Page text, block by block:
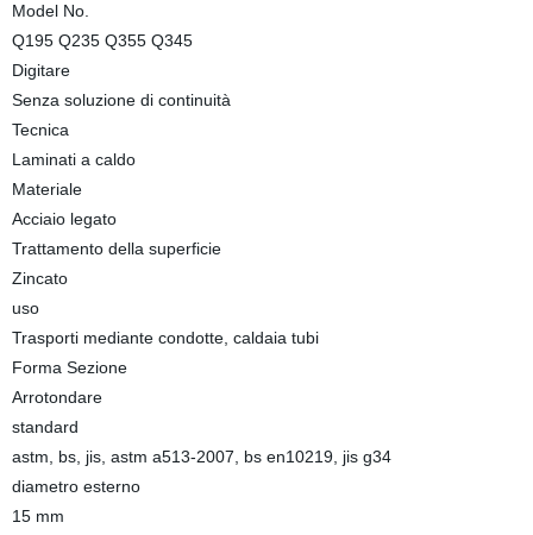
Model No.
Q195 Q235 Q355 Q345
Digitare
Senza soluzione di continuità
Tecnica
Laminati a caldo
Materiale
Acciaio legato
Trattamento della superficie
Zincato
uso
Trasporti mediante condotte, caldaia tubi
Forma Sezione
Arrotondare
standard
astm, bs, jis, astm a513-2007, bs en10219, jis g34
diametro esterno
15 mm